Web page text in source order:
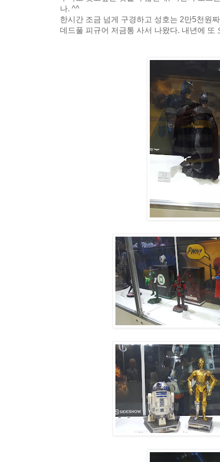
나. ^^
한시간 조금 넘게 구경하고 성호는 2만5천원
데드풀 피규어 저금통 사서 나왔다. 내년에 또